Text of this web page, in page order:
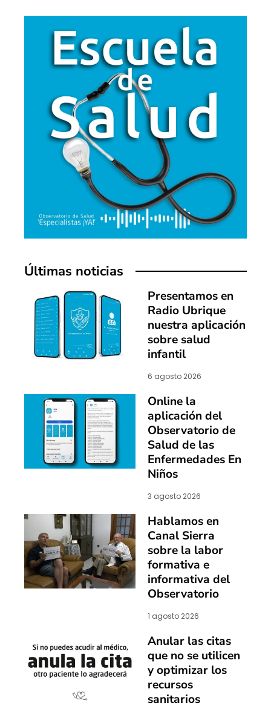
Últimas noticias
Presentamos en
Radio Ubrique
nuestra aplicación
sobre salud
infantil
6 agosto 2026
Online la
aplicación del
Observatorio de
Salud de las
Enfermedades En
Niños
3 agosto 2026
Hablamos en
Canal Sierra
sobre la labor
formativa e
informativa del
Observatorio
1 agosto 2026
Anular las citas
que no se utilicen
y optimizar los
recursos
sanitarios